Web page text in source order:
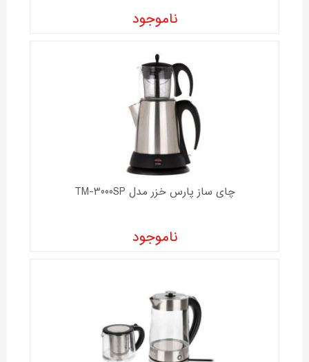
ناموجود
چای ساز پارس خزر مدل TM-3000SP
ناموجود